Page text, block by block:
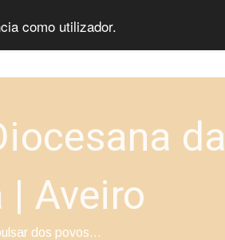
como utilizador.
da
Aveiro
dos povos…